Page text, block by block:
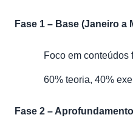
Fase 1 – Base (Janeiro a
Foco em conteúdos
60% teoria, 40%
Fase 2 –